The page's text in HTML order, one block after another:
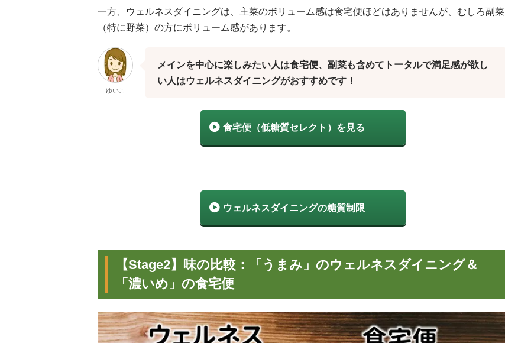
一方、ウェルネスダイニングは、主菜のボリューム感は食宅便ほどはありませんが、むしろ副菜
（特に野菜）の方にボリューム感があります。
ゆいこ
メインを中心に楽しみたい人は食宅便、副菜も含めてトータルで満足感が欲し
い人はウェルネスダイニングがおすすめです！
食宅便（低糖質セレクト）を見る
ウェルネスダイニングの糖質制限
【Stage2】味の比較：「うまみ」のウェルネスダイニング＆
「濃いめ」の食宅便